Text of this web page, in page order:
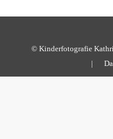
© Kinderfotografie
|